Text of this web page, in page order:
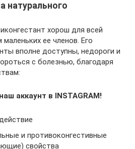
натурального
хорош для всей
ее членов. Его
вполне доступны, недороги и
с болезнью, благодаря
аккаунт в INSTAGRAM!
и противоконгестивные
свойства